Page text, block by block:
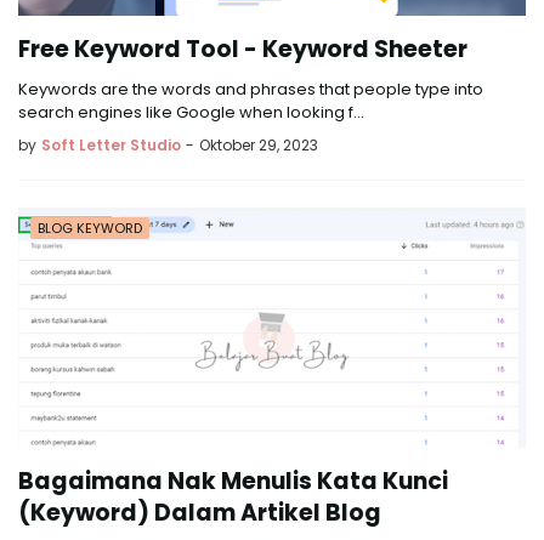
Free Keyword Tool - Keyword Sheeter
Keywords are the words and phrases that people type into
search engines like Google when looking f…
by Soft Letter Studio - Oktober 29, 2023
BLOG KEYWORD
Bagaimana Nak Menulis Kata Kunci
(Keyword) Dalam Artikel Blog